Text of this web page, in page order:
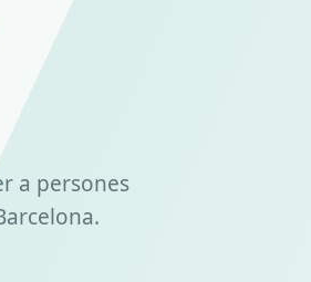
a persones